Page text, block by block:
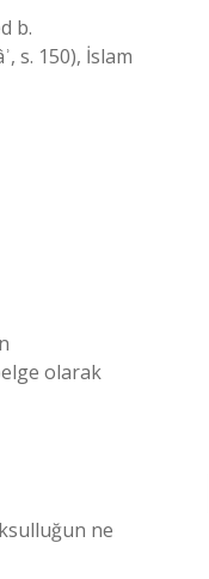
b.
s. 150), İslam
olarak
ne